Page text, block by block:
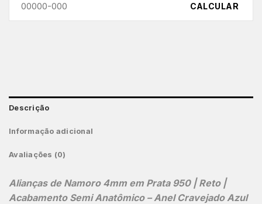
CALCULAR
Descrição
Informação adicional
Avaliações (0)
Alianças de Namoro 4mm em Prata 950 | Reto |
Acabamento Semi Anatômico – Anel Cravejado Azul